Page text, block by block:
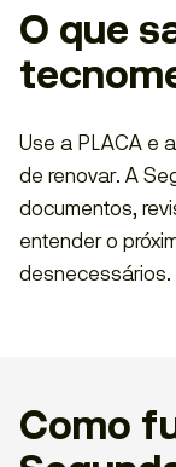
O que
Use a PLACA e
de renovar. A
documentos,
entender o
desnecessários.
Como